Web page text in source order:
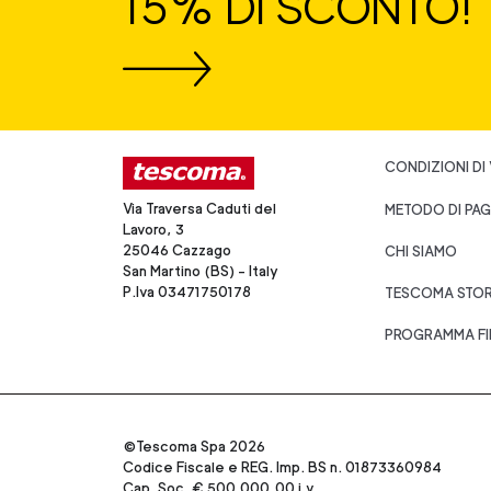
Via Traversa Caduti del
Lavoro, 3
25046 Cazzago
San Martino (BS) - Italy
P.Iva 03471750178
CONDIZIONI DI
METODO DI
CHI SIAMO
TESCOMA
PROGRAMMA
©Tescoma Spa 2026
Codice Fiscale e REG. Imp. BS n. 01873360984
Cap. Soc. € 500.000,00 i.v.